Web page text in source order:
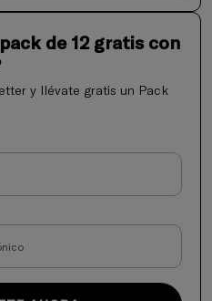
de 12 gratis con
y llévate gratis un Pack